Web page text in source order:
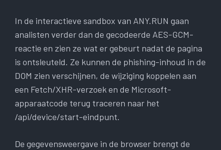
In de interactieve sandbox van ANY.RUN gaan
analisten verder dan de gecodeerde AES-GCM-
reactie en zien ze wat er gebeurt nadat de pagina
is ontsleuteld. Ze kunnen de phishing-inhoud in de
DOM zien verschijnen, de wijziging koppelen aan
een Fetch/XHR-verzoek en de Microsoft-
apparaatcode terug traceren naar het
/api/device/start-eindpunt.
De gegevensweergave in de browser brengt de